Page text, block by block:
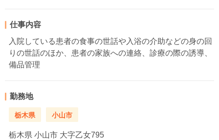
仕事内容
入院している患者の食事の世話や入浴の介助などの身の回
りの世話のほか、患者の家族への連絡、診療の際の誘導、
備品管理
勤務地
栃木県 小山市
栃木県 小山市 大字乙女795